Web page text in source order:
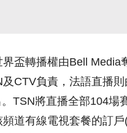
界盃轉播權由Bell Media
CTV負責，法語直播則
TSN將直播全部104場
頻道有線電視套餐的訂